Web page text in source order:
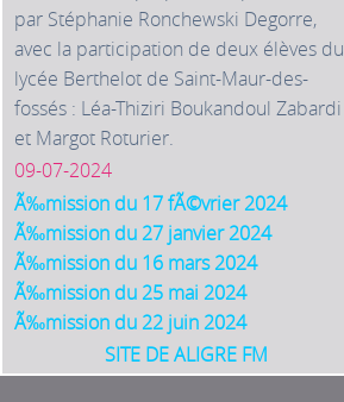
par Stéphanie Ronchewski Degorre,
avec la participation de deux élèves du
lycée Berthelot de Saint-Maur-des-
fossés : Léa-Thiziri Boukandoul Zabardi
et Margot Roturier.
09-07-2024
Ã‰mission du 17 fÃ©vrier 2024
Ã‰mission du 27 janvier 2024
Ã‰mission du 16 mars 2024
Ã‰mission du 25 mai 2024
Ã‰mission du 22 juin 2024
SITE DE ALIGRE FM